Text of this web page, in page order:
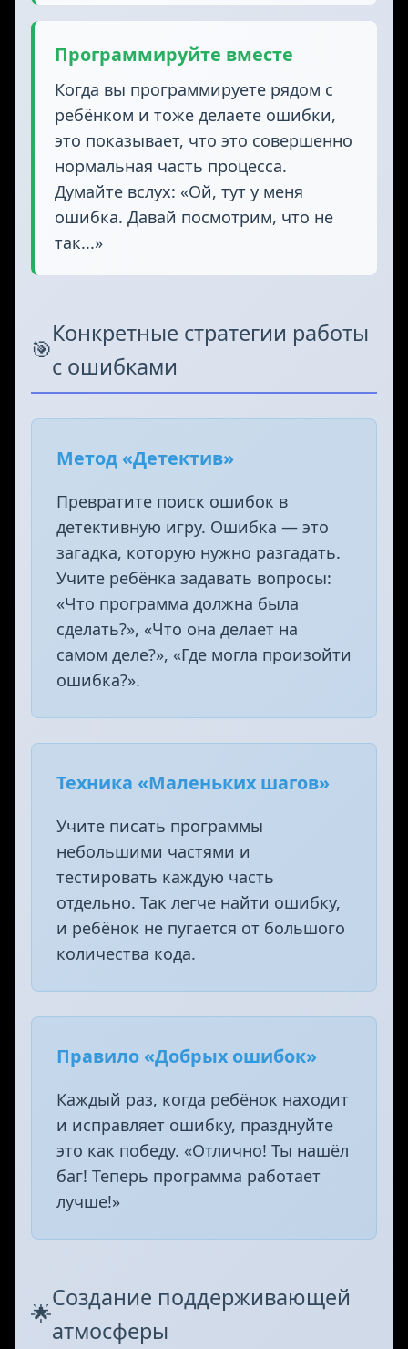
Программируйте вместе
Когда вы программируете рядом с
ребёнком и тоже делаете ошибки,
это показывает, что это совершенно
нормальная часть процесса.
Думайте вслух: «Ой, тут у меня
ошибка. Давай посмотрим, что не
так...»‎
🎯
Конкретные стратегии работы
с ошибками
Метод «Детектив»
Превратите поиск ошибок в
детективную игру. Ошибка — это
загадка, которую нужно разгадать.
Учите ребёнка задавать вопросы:
«Что программа должна была
сделать?», «Что она делает на
самом деле?», «Где могла произойти
ошибка?».
Техника «Маленьких шагов»
Учите писать программы
небольшими частями и
тестировать каждую часть
отдельно. Так легче найти ошибку,
и ребёнок не пугается от большого
количества кода.
Правило «Добрых ошибок»
Каждый раз, когда ребёнок находит
и исправляет ошибку, празднуйте
это как победу. «Отлично! Ты нашёл
баг! Теперь программа работает
лучше!»
🌟
Создание поддерживающей
атмосферы